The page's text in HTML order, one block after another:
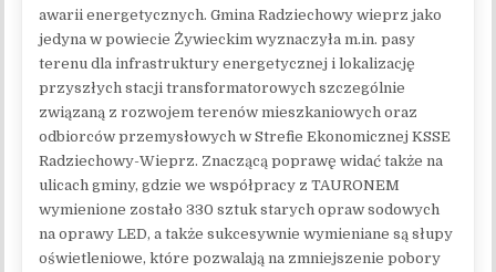
awarii energetycznych. Gmina Radziechowy wieprz jako
jedyna w powiecie Żywieckim wyznaczyła m.in. pasy
terenu dla infrastruktury energetycznej i lokalizację
przyszłych stacji transformatorowych szczególnie
związaną z rozwojem terenów mieszkaniowych oraz
odbiorców przemysłowych w Strefie Ekonomicznej KSSE
Radziechowy-Wieprz. Znaczącą poprawę widać także na
ulicach gminy, gdzie we współpracy z TAURONEM
wymienione zostało 330 sztuk starych opraw sodowych
na oprawy LED, a także sukcesywnie wymieniane są słupy
oświetleniowe, które pozwalają na zmniejszenie pobory